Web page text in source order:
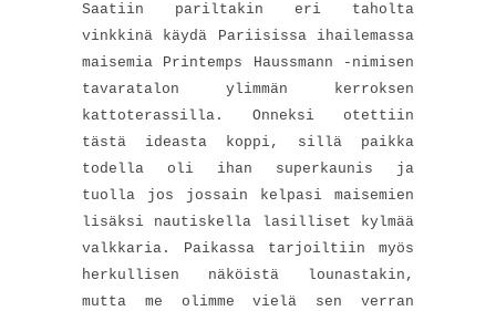
Saatiin pariltakin eri taholta
vinkkinä käydä Pariisissa ihailemassa
maisemia Printemps Haussmann -nimisen
tavaratalon ylimmän kerroksen
kattoterassilla. Onneksi otettiin
tästä ideasta koppi, sillä paikka
todella oli ihan superkaunis ja
tuolla jos jossain kelpasi maisemien
lisäksi nautiskella lasilliset kylmää
valkkaria. Paikassa tarjoiltiin myös
herkullisen näköistä lounastakin,
mutta me olimme vielä sen verran